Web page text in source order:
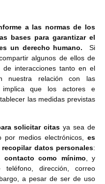
a las normas de los
bases para garantizar el
un derecho humano. Si
algunos de ellos de
interacciones tanto en el
nuestra relación con las
implica que los actores e
las medidas previstas
solicitar citas ya sea de
medios electrónicos, es
datos personales:
como mínimo , y
dirección, correo
a pesar de ser de uso